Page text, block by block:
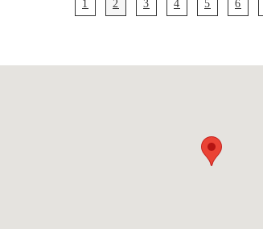
1 2 3 4 5 6